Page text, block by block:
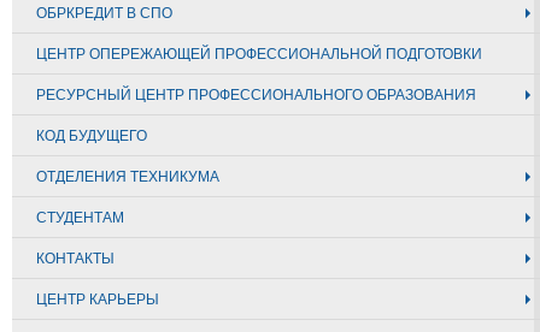
ОБРКРЕДИТ В СПО
ЦЕНТР ОПЕРЕЖАЮЩЕЙ ПРОФЕССИОНАЛЬНОЙ ПОДГОТОВКИ
РЕСУРСНЫЙ ЦЕНТР ПРОФЕССИОНАЛЬНОГО ОБРАЗОВАНИЯ
КОД БУДУЩЕГО
ОТДЕЛЕНИЯ ТЕХНИКУМА
СТУДЕНТАМ
КОНТАКТЫ
ЦЕНТР КАРЬЕРЫ